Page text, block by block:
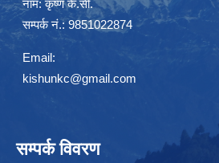
नाम: कृष्ण के.सी.
सम्पर्क नं.: 9851022874
Email:
kishunkc@gmail.com
सम्पर्क विवरण